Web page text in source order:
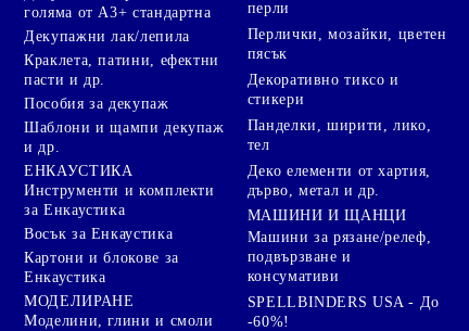
голяма от А3+ стандартна
Декупажни лак/лепила
Краклета, патини, ефектни
пасти и др.
Пособия за декупаж
Шаблони и щампи декупаж
и др.
ЕНКАУСТИКА
Инструменти и комплекти
за Енкаустика
Восък за Енкаустика
Картони и блокове за
Енкаустика
МОДЕЛИРАНЕ
Моделини, глини и смоли
перли
Перлички, мозайки, цветен
пясък
Декоративно тиксо и
стикери
Панделки, ширити, лико,
тел
Деко елементи от хартия,
дърво, метал и др.
МАШИНИ И ЩАНЦИ
Машини за рязане/релеф,
подвързване и
консумативи
SPELLBINDERS USA - До
-60%!